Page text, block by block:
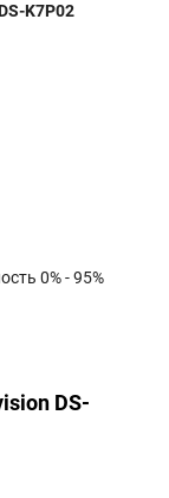
K7P02
0% - 95%
DS-